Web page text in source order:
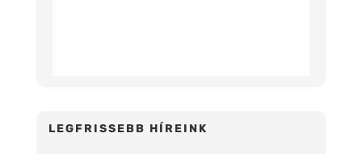
LEGFRISSEBB HÍREINK